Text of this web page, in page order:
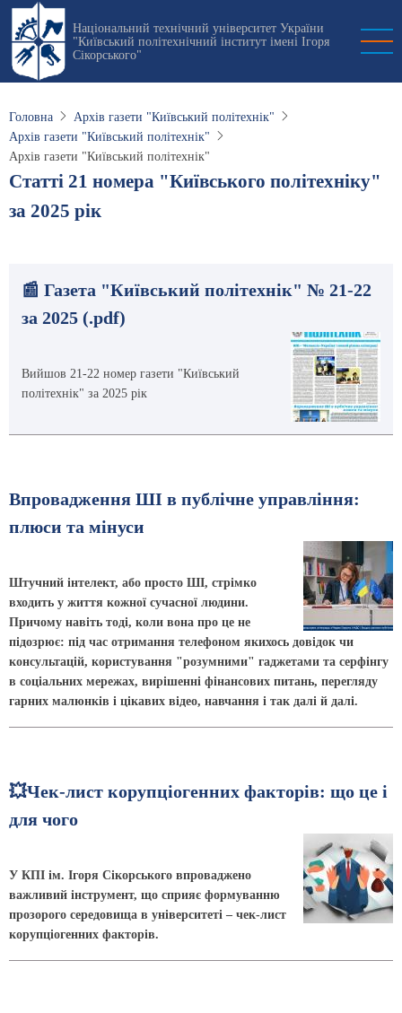
Перейти
основного
вмісту
Національний технічний університет України
"Київський політехнічний інститут імені Ігоря
Сікорського"
Головна
Архів газети "Київський політехнік"
Архів газети "Київський політехнік"
Архів газети "Київський політехнік"
Статті 21 номера "Київського політехніку"
за 2025 рік
📰 Газета "Київський політехнік" № 21-22
за 2025 (.pdf)
Вийшов 21-22 номер газети "Київський
політехнік" за 2025 рік
Впровадження ШІ в публічне управління:
плюси та мінуси
Штучний інтелект, або просто ШІ, стрімко
входить у життя кожної сучасної людини.
Причому навіть тоді, коли вона про це не
підозрює: під час отримання телефоном якихось довідок чи
консультацій, користування "розумними" гаджетами та серфінгу
в соціальних мережах, вирішенні фінансових питань, перегляду
гарних малюнків і цікавих відео, навчання і так далі й далі.
💥Чек-лист корупціогенних факторів: що це і
для чого
У КПІ ім. Ігоря Сікорського впроваджено
важливий інструмент, що сприяє формуванню
прозорого середовища в університеті – чек-лист
корупціогенних факторів.